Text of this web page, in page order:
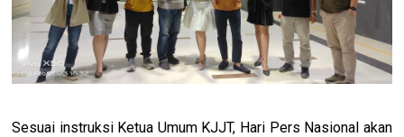
Sesuai instruksi Ketua Umum KJJT, Hari Pers Nasional akan